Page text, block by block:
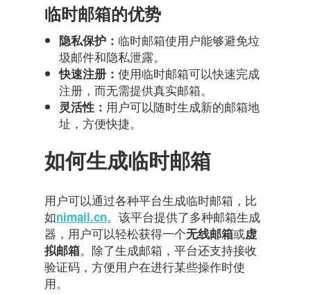
临时邮箱的优势
隐私保护： 临时邮箱使用户能够避免垃
圾邮件和隐私泄露。
快速注册：使用临时邮箱可以快速完成
注册，而无需提供真实邮箱。
灵活性： 用户可以随时生成新的邮箱地
址，方便快捷。
如何生成临时邮箱
用户可以通过各种平台生成临时邮箱，比
如nimail.cn。该平台提供了多种邮箱生成
器，用户可以轻松获得一个无线邮箱或虚
拟邮箱。除了生成邮箱，平台还支持接收
验证码，方便用户在进行某些操作时使
用。